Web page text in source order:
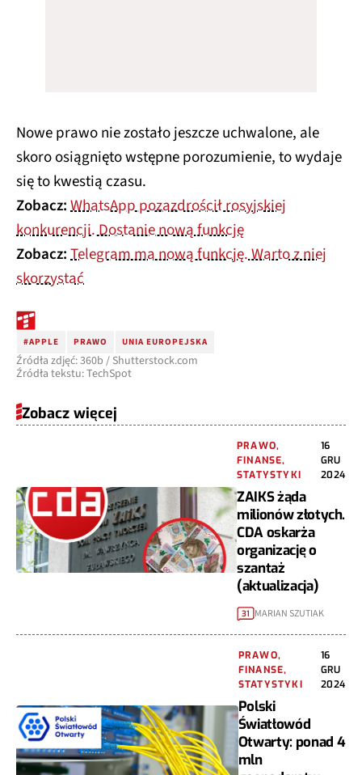
Nowe prawo nie zostało jeszcze uchwalone, ale
skoro osiągnięto wstępne porozumienie, to wydaje
się to kwestią czasu.
Zobacz:WhatsApp pozazdrościł rosyjskiej
konkurencji. Dostanie nową funkcję
Zobacz:Telegram ma nową funkcję. Warto z niej
skorzystać
#APPLE PRAWO UNIA EUROPEJSKA
Źródła zdjęć: 360b / Shutterstock.com
Źródła tekstu: TechSpot
Zobacz więcej
PRAWO,
FINANSE,
STATYSTYKI
16
GRU
2024
ZAIKS żąda
milionów złotych.
CDA oskarża
organizację o
szantaż
(aktualizacja)
31 MARIAN SZUTIAK
PRAWO,
FINANSE,
STATYSTYKI
16
GRU
2024
Polski
Światłowód
Otwarty: ponad 4
mln